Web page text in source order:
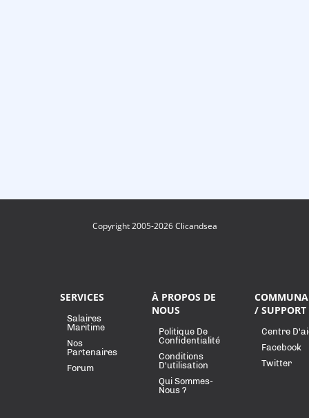
Copyright 2005-2026 Clicandsea
SERVICES
Salaires
Maritime
Nos
Partenaires
Forum
À PROPOS DE
NOUS
Politique De
Confidentialité
Conditions
D'utilisation
Qui Sommes-
Nous ?
/ SUPPORT
Centre
Facebook
Twitter